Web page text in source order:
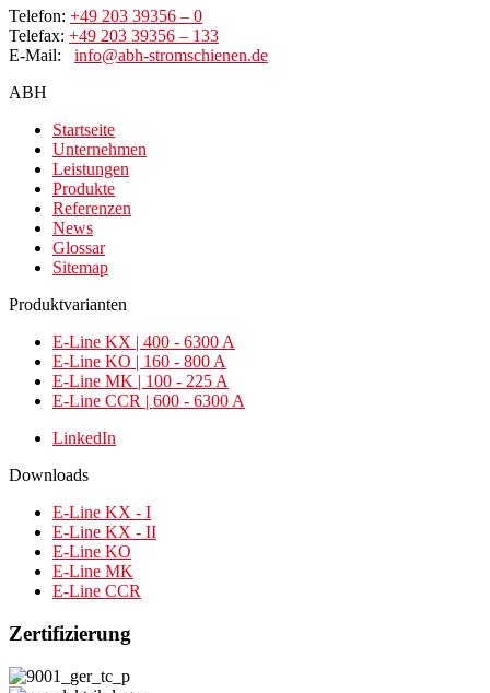
Telefon: +49 203 39356 – 0
Telefax: +49 203 39356 – 133
E-Mail: info@abh-stromschienen.de
ABH
Startseite
Unternehmen
Leistungen
Produkte
Referenzen
News
Glossar
Sitemap
Produktvarianten
E-Line KX | 400 - 6300 A
E-Line KO | 160 - 800 A
E-Line MK | 100 - 225 A
E-Line CCR | 600 - 6300 A
LinkedIn
Downloads
E-Line KX - I
E-Line KX - II
E-Line KO
E-Line MK
E-Line CCR
Zertifizierung